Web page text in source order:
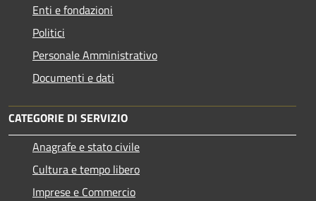
Enti e fondazioni
Politici
Personale Amministrativo
Documenti e dati
CATEGORIE DI SERVIZIO
Anagrafe e stato civile
Cultura e tempo libero
Imprese e Commercio